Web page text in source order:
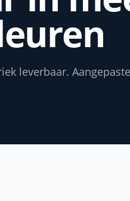
leverbaar.